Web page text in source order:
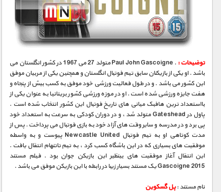
مستند های اختصاصی
توضیحات :
. Paul John Gascoigne متولد 27 می 1967 در کشور انگلستان می
باشد . او یکی از بازیکنان سابق تیم فوتبال انگلستان و همچنین یکی از مربیان موفق
این کشور می باشد . و در طول فعالیت ورزشی خود موفق به کسب بیش از پنجاه و
هفت جایزه ورزشی شده است . او در موزه ورزشی کشور بریتانیا به عنوان یکی از
بااستعداد ترین هافبک میانی های تاریخ فوتبال این کشور انتخاب شده است .
پاول در Gateshead متولد شد ، و در دوران کودکی به سرعت به استعداد خود
پی برد و در مدرسه و سایر وقت های آزاد خود به بازی فوتبال می پرداخت . پس از
مدت کوتاهی او به تیم فوتبال Newcastle United پیوست و به واسطه
موفقیت های بسیاری که در این باشگاه کسب کرد ، به تیم تاتنهام انتقال یافت .
این انتقال آغاز موفقیت های بینظیر این بازیکن جوان بود . فیلم مستند
Gascoigne 2015 یک مستند بسیار زیبا در رابطه با این بازیکن موفق می باشد .
نام مستند :پل گسکوین